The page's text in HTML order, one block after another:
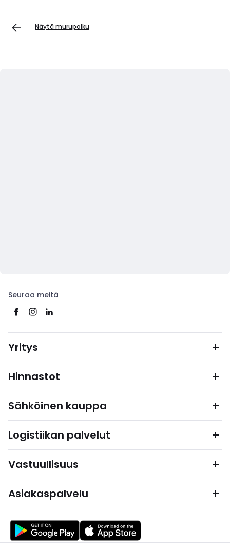
Näytä murupolku
Seuraa meitä
Yritys
Hinnastot
Sähköinen kauppa
Logistiikan palvelut
Vastuullisuus
Asiakaspalvelu